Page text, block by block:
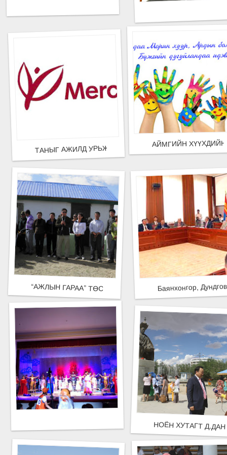
ТАНЫГ АЖИЛД УРЬЖ БАЙНА АЙМГИЙН
“АЖЛЫН ГАРАА” ТӨСӨЛ ДОРНОГОВЬ АЙМАГТ
Баянхонгор,
НОЁН ХУТАГТ